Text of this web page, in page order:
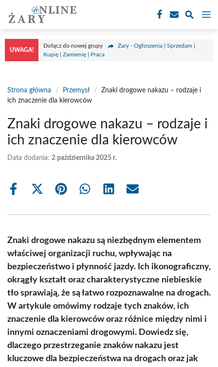
treści
UWAGA!
Dołącz do nowej grupy
Żary - Ogłoszenia | Sprzedam |
Kupię | Zamienię | Praca
Strona główna / Przemysł /
Znaki drogowe nakazu – rodzaje i
ich znaczenie dla kierowców
Znaki drogowe nakazu – rodzaje i
ich znaczenie dla kierowców
Data dodania: 2 października 2025 r.
Share
Share
(Twitter)
Share Share Share Share
Znaki drogowe nakazu są niezbędnym elementem
właściwej organizacji ruchu, wpływając na
bezpieczeństwo i płynność jazdy. Ich ikonograficzny,
okrągły kształt oraz charakterystyczne niebieskie
tło sprawiają, że są łatwo rozpoznawalne na drogach.
W artykule omówimy rodzaje tych znaków, ich
znaczenie dla kierowców oraz różnice między nimi i
innymi oznaczeniami drogowymi. Dowiedz się,
dlaczego przestrzeganie znaków nakazu jest
kluczowe dla bezpieczeństwa na drogach oraz jak